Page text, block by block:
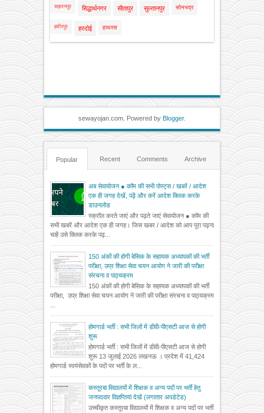
सहारनपुर सिद्धार्थनगर सीतापुर सुल्तानपुर सोनभद्र
हमीरपुर हरदोई हाथरस
sewayojan.com. Powered by Blogger.
Popular Recent Comments Archive
अब सेवायोजन ● कॉम की सभी पोस्ट्स / खबरें / आदेश
एक ही जगह देखें, पढ़ें और करें आदेश क्लिक करके
डाउनलोड
स्क्रॉल करते जाएं और पढ़ते जाएं सेवायोजन ● कॉम की
सभी खबरें और आदेश एक ही जगह। जिस खबर / आदेश को आप पूरा पढ़ना
चाहें उसे क्लिक करके पढ़...
150 अंकों की होगी बेसिक के सहायक अध्यापकों की भर्ती
परीक्षा, उप्र शिक्षा सेवा चयन आयोग ने जारी की परीक्षा
संरचना व पाठ्यक्रम
150 अंकों की होगी बेसिक के सहायक अध्यापकों की भर्ती
परीक्षा, उप्र शिक्षा सेवा चयन आयोग ने जारी की परीक्षा संरचना व पाठ्यक्रम
होमगार्ड भर्ती : सभी जिलों में डीवी-पीएसटी आज से होगी
शुरू
होमगार्ड भर्ती : सभी जिलों में डीवी-पीएसटी आज से होगी
शुरू 13 जुलाई 2026 लखनऊ । प्रदेश में 41,424
होमगार्ड स्वयंसेवकों के पदों पर भर्ती के ल...
कस्तूरबा विद्यालयों में शिक्षक व अन्य पदों पर भर्ती हेतु
जनपदवार विज्ञप्तियां देखें (लगातार अपडेटेड)
उच्चीकृत कस्तूरबा विद्यालयों में शिक्षक व अन्य पदों पर भर्ती